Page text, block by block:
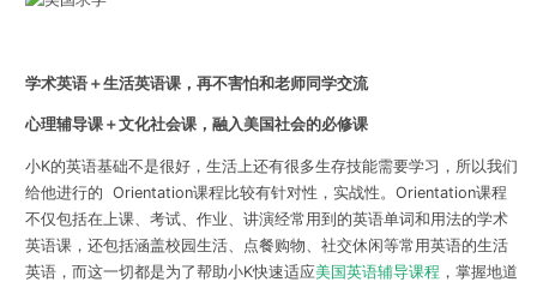
学术英语＋生活英语课，再不害怕和老师同学交流
心理辅导课＋文化社会课，融入美国社会的必修课
小K的英语基础不是很好，生活上还有很多生存技能需要学习，所以我们
给他进行的 Orientation课程比较有针对性，实战性。Orientation课程
不仅包括在上课、考试、作业、讲演经常用到的英语单词和用法的学术
英语课，还包括涵盖校园生活、点餐购物、社交休闲等常用英语的生活
英语，而这一切都是为了帮助小K快速适应美国英语辅导课程 ，掌握地道